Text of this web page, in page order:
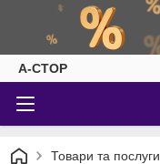
А-СТОР
Товари та послуги